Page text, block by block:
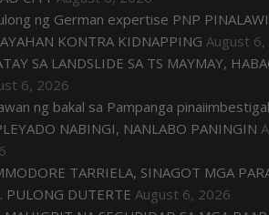
ng German expertise PNP
KONTRA KIDNAPPING August
SA LANDSLIDE SA TS MAYMAY,
6, 2026
ng bakal sa Pampanga
NABINGI, NANLABO PANINGIN
TARRIELA, SINAGOT MGA
PULONG DUTERTE August 6, 2026